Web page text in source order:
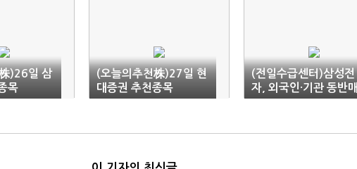
)26일 삼
목
(오늘의추천株)27일 현
대증권 추천종목
(전일수급센터)삼성전
자, 외국인·기관 동반매
도